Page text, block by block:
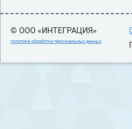
© ООО «ИНТЕГРАЦИЯ»
политика обработки персональных данных